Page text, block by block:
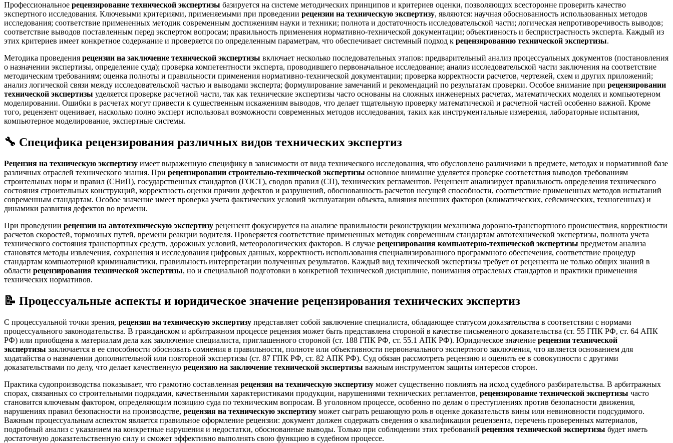
Профессиональное рецензирование технической экспертизы базируется на системе методических принципов и критериев оценки, позволяющих всесторонне проверить качество
экспертного исследования. Ключевыми критериями, применяемыми при проведении рецензии на техническую экспертизу, являются: научная обоснованность использованных методов
исследования; соответствие примененных методик современным достижениям науки и техники; полнота и достаточность исследовательской части; логическая непротиворечивость выводов;
соответствие выводов поставленным перед экспертом вопросам; правильность применения нормативно-технической документации; объективность и беспристрастность эксперта. Каждый из
этих критериев имеет конкретное содержание и проверяется по определенным параметрам, что обеспечивает системный подход к рецензированию технической экспертизы.
Методика проведения рецензии на заключение технической экспертизы включает несколько последовательных этапов: предварительный анализ процессуальных документов (постановления
о назначении экспертизы, определение суда); проверка компетентности эксперта, проводившего первоначальное исследование; анализ исследовательской части заключения на соответствие
методическим требованиям; оценка полноты и правильности применения нормативно-технической документации; проверка корректности расчетов, чертежей, схем и других приложений;
анализ логической связи между исследовательской частью и выводами эксперта; формулирование замечаний и рекомендаций по результатам проверки. Особое внимание при рецензировании
технической экспертизы уделяется проверке расчетной части, так как технические экспертизы часто основаны на сложных инженерных расчетах, математических моделях и компьютерном
моделировании. Ошибки в расчетах могут привести к существенным искажениям выводов, что делает тщательную проверку математической и расчетной частей особенно важной. Кроме
того, рецензент оценивает, насколько полно эксперт использовал возможности современных методов исследования, таких как инструментальные измерения, лабораторные испытания,
компьютерное моделирование, экспертные системы.
🔧 Специфика рецензирования различных видов технических экспертиз
Рецензия на техническую экспертизу имеет выраженную специфику в зависимости от вида технического исследования, что обусловлено различиями в предмете, методах и нормативной базе
различных отраслей технического знания. При рецензировании строительно-технической экспертизы основное внимание уделяется проверке соответствия выводов требованиям
строительных норм и правил (СНиП), государственных стандартов (ГОСТ), сводов правил (СП), технических регламентов. Рецензент анализирует правильность определения технического
состояния строительных конструкций, корректность оценки причин дефектов и разрушений, обоснованность расчетов несущей способности, соответствие примененных методов испытаний
современным стандартам. Особое значение имеет проверка учета фактических условий эксплуатации объекта, влияния внешних факторов (климатических, сейсмических, техногенных) и
динамики развития дефектов во времени.
При проведении рецензии на автотехническую экспертизу рецензент фокусируется на анализе правильности реконструкции механизма дорожно-транспортного происшествия, корректности
расчетов скоростей, тормозных путей, времени реакции водителя. Проверяется соответствие примененных методик современным стандартам автотехнической экспертизы, полнота учета
технического состояния транспортных средств, дорожных условий, метеорологических факторов. В случае рецензирования компьютерно-технической экспертизы предметом анализа
становятся методы извлечения, сохранения и исследования цифровых данных, корректность использования специализированного программного обеспечения, соответствие процедур
стандартам компьютерной криминалистики, правильность интерпретации полученных результатов. Каждый вид технической экспертизы требует от рецензента не только общих знаний в
области рецензирования технической экспертизы, но и специальной подготовки в конкретной технической дисциплине, понимания отраслевых стандартов и практики применения
технических нормативов.
📝 Процессуальные аспекты и юридическое значение рецензирования технических экспертиз
С процессуальной точки зрения, рецензия на техническую экспертизу представляет собой заключение специалиста, обладающее статусом доказательства в соответствии с нормами
процессуального законодательства. В гражданском и арбитражном процессе рецензия может быть представлена стороной в качестве письменного доказательства (ст. 55 ГПК РФ, ст. 64 АПК
РФ) или приобщена к материалам дела как заключение специалиста, приглашенного стороной (ст. 188 ГПК РФ, ст. 55.1 АПК РФ). Юридическое значение рецензии технической
экспертизы заключается в ее способности обосновать сомнения в правильности, полноте или объективности первоначального экспертного заключения, что является основанием для
ходатайства о назначении дополнительной или повторной экспертизы (ст. 87 ГПК РФ, ст. 82 АПК РФ). Суд обязан рассмотреть рецензию и оценить ее в совокупности с другими
доказательствами по делу, что делает качественную рецензию на заключение технической экспертизы важным инструментом защиты интересов сторон.
Практика судопроизводства показывает, что грамотно составленная рецензия на техническую экспертизу может существенно повлиять на исход судебного разбирательства. В арбитражных
спорах, связанных со строительными подрядами, качественными характеристиками продукции, нарушениями технических регламентов, рецензирование технической экспертизы часто
становится ключевым фактором, определяющим позицию суда по техническим вопросам. В уголовном процессе, особенно по делам о преступлениях против безопасности движения,
нарушениях правил безопасности на производстве, рецензия на техническую экспертизу может сыграть решающую роль в оценке доказательств вины или невиновности подсудимого.
Важным процессуальным аспектом является правильное оформление рецензии: документ должен содержать сведения о квалификации рецензента, перечень проверенных материалов,
подробный анализ с указанием на конкретные нарушения и недостатки, обоснованные выводы. Только при соблюдении этих требований рецензия технической экспертизы будет иметь
достаточную доказательственную силу и сможет эффективно выполнять свою функцию в судебном процессе.